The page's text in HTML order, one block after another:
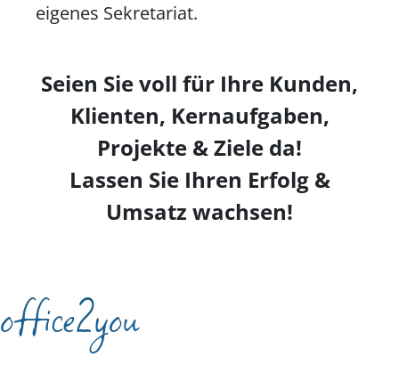
eigenes Sekretariat.
Seien Sie voll für Ihre Kunden,
Klienten, Kernaufgaben,
Projekte & Ziele da!
Lassen Sie Ihren Erfolg &
Umsatz wachsen!
office2you